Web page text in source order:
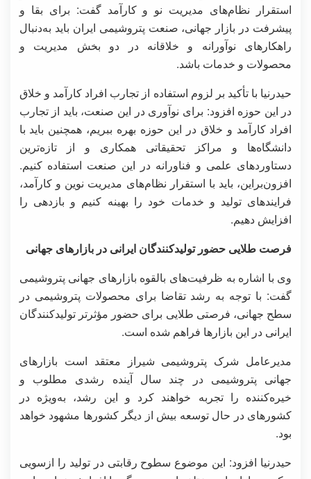
استقرار نظام‌های مدیریت نو و کارآمد گفت: برای بقا و
پیشرفت در بازار جهانی، صنعت پتروشیمی ایران باید به‌دنبال
راهکارهای نوآورانه و خلاقانه در دو بخش مدیریت و
محصولات و خدمات باشد.
حیدرنیا با تأکید بر لزوم استفاده از تجارب افراد کارآمد و خلاق
در این حوزه افزود: برای نوآوری در این صنعت، باید از تجارب
افراد کارآمد و خلاق در این حوزه بهره ببریم، همچنین باید با
دانشگاه‌ها و مراکز تحقیقاتی همکاری و از تازه‌ترین
دستاوردهای علمی و فناورانه در این صنعت استفاده کنیم.
افزون‌براین، باید با استقرار نظام‌های مدیریت نوین و کارآمد،
فرایندهای تولید و خدمات خود را بهینه کنیم و بازدهی را
افزایش دهیم.
فرصت طلایی حضور تولیدکنندگان ایرانی در بازارهای جهانی
وی با اشاره به ظرفیت‌های بالقوه بازارهای جهانی پتروشیمی
گفت: با توجه به رشد تقاضا برای محصولات پتروشیمی در
سطح جهانی، فرصتی طلایی برای حضور مؤثرتر تولیدکنندگان
ایرانی در این بازارها فراهم شده است.
مدیرعامل شرک پتروشیمی شیراز معتقد است بازارهای
جهانی پتروشیمی در چند سال آینده رشدی مطلوب و
خیره‌کننده را تجربه خواهند کرد و این رشد، به‌ویژه در
کشورهای در حال توسعه بیش از دیگر کشورها مشهود خواهد
بود.
حیدرنیا افزود: این موضوع سطوح رقابتی در تولید را ازسویی